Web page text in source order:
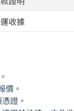
收據
價。
證。